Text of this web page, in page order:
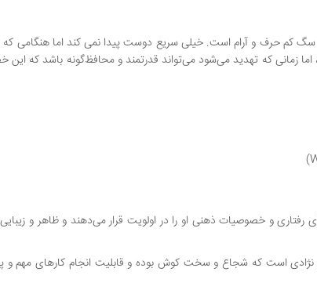
کم حرف و آرام است. خیلی سریع دوست پیدا نمی کند اما هنگامی که
اما زمانی که تهدید می‌شود می‌تواند قدرتمند و محافظ‌گونه باشد که
و خصوصیات ذهنی او را در اولویت قرار می‌دهند و ظاهر و
است که شجاع و سخت کوش بوده و قابلیت انجام کارهای مهم و